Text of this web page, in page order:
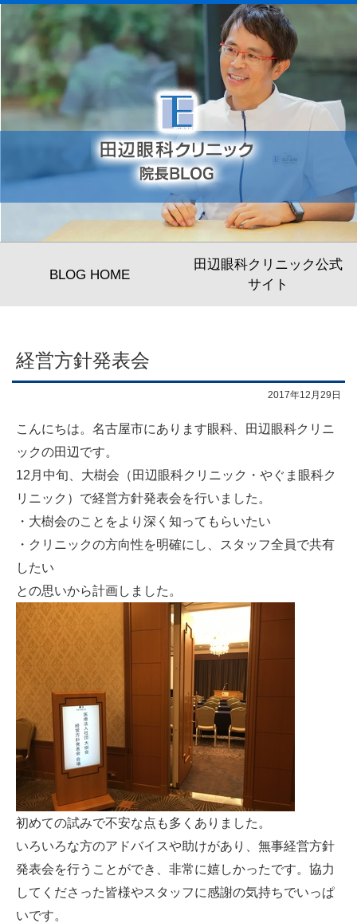
BLOG HOME
田辺眼科クリニック公式
サイト
経営方針発表会
2017年12月29日
こんにちは。名古屋市にあります眼科、田辺眼科クリニ
ックの田辺です。
12月中旬、大樹会（田辺眼科クリニック・やぐま眼科ク
リニック）で経営方針発表会を行いました。
・大樹会のことをより深く知ってもらいたい
・クリニックの方向性を明確にし、スタッフ全員で共有
したい
との思いから計画しました。
初めての試みで不安な点も多くありました。
いろいろな方のアドバイスや助けがあり、無事経営方針
発表会を行うことができ、非常に嬉しかったです。協力
してくださった皆様やスタッフに感謝の気持ちでいっぱ
いです。